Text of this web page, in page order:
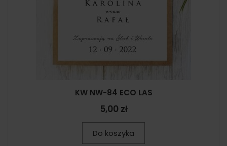
KW NW-84 ECO LAS
5,00 zł
Do koszyka